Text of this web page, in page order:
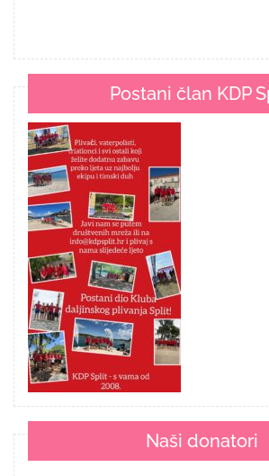
Postani član KDP
Naši donatori